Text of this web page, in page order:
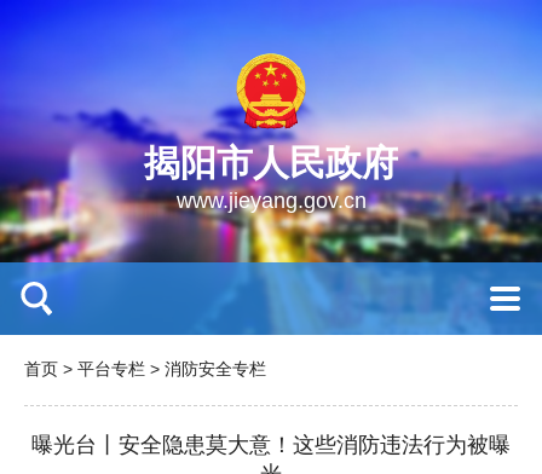
揭阳市人民政府
www.jieyang.gov.cn
首页 > 平台专栏 > 消防安全专栏
曝光台丨安全隐患莫大意！这些消防违法行为被曝